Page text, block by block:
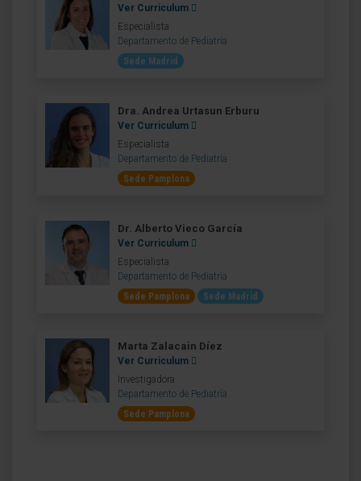
Ver Curriculum
Especialista
Departamento de Pediatría
Sede Madrid
Dra. Andrea Urtasun Erburu
Ver Curriculum
Especialista
Departamento de Pediatría
Sede Pamplona
Dr. Alberto Vieco García
Ver Curriculum
Especialista
Departamento de Pediatría
Sede Pamplona
Sede Madrid
Marta Zalacain Díez
Ver Curriculum
Investigadora
Departamento de Pediatría
Sede Pamplona